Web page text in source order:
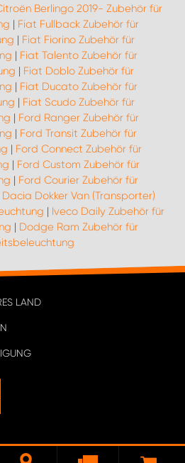
Berlingo 2019- Zubehör für
| Fiat Fullback Zubehör für
| Fiat Fiorino Zubehör für
| Fiat Talento Zubehör für
| Fiat Doblo Zubehör für
| Fiat Ducato Zubehör für
| Fiat Scudo Zubehör für
| Ford Ranger Zubehör für
| Ford Transit Zubehör für
| Ford Connect Zubehör für
| Ford Custom Zubehör für
| Ford Courier Zubehör für
Dacia Dokker Van (Transporter)
| Iveco Daily Zubehör für
| Dodge Ram Zubehör für
LAND